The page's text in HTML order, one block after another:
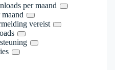
per maand
vereist